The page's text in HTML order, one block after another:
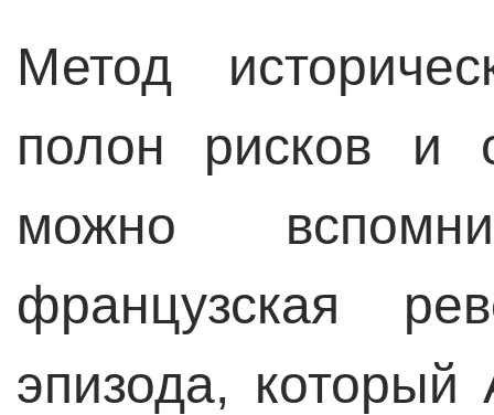
Метод
полон рисков и
можно
французская
эпизода,